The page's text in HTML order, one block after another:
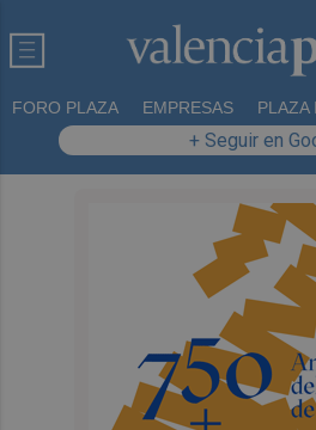
FORO PLAZA EMPRESAS PLAZA
+ Seguir en